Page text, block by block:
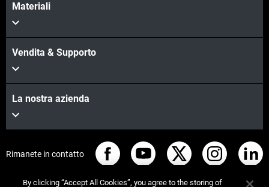
Materiali
Vendita & Supporto
La nostra azienda
Rimanete in contatto
By clicking “Accept All Cookies”, you agree to the storing of